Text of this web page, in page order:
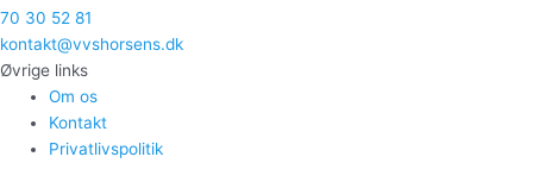
70 30 52 81
kontakt@vvshorsens.dk
Øvrige links
Om os
Kontakt
Privatlivspolitik